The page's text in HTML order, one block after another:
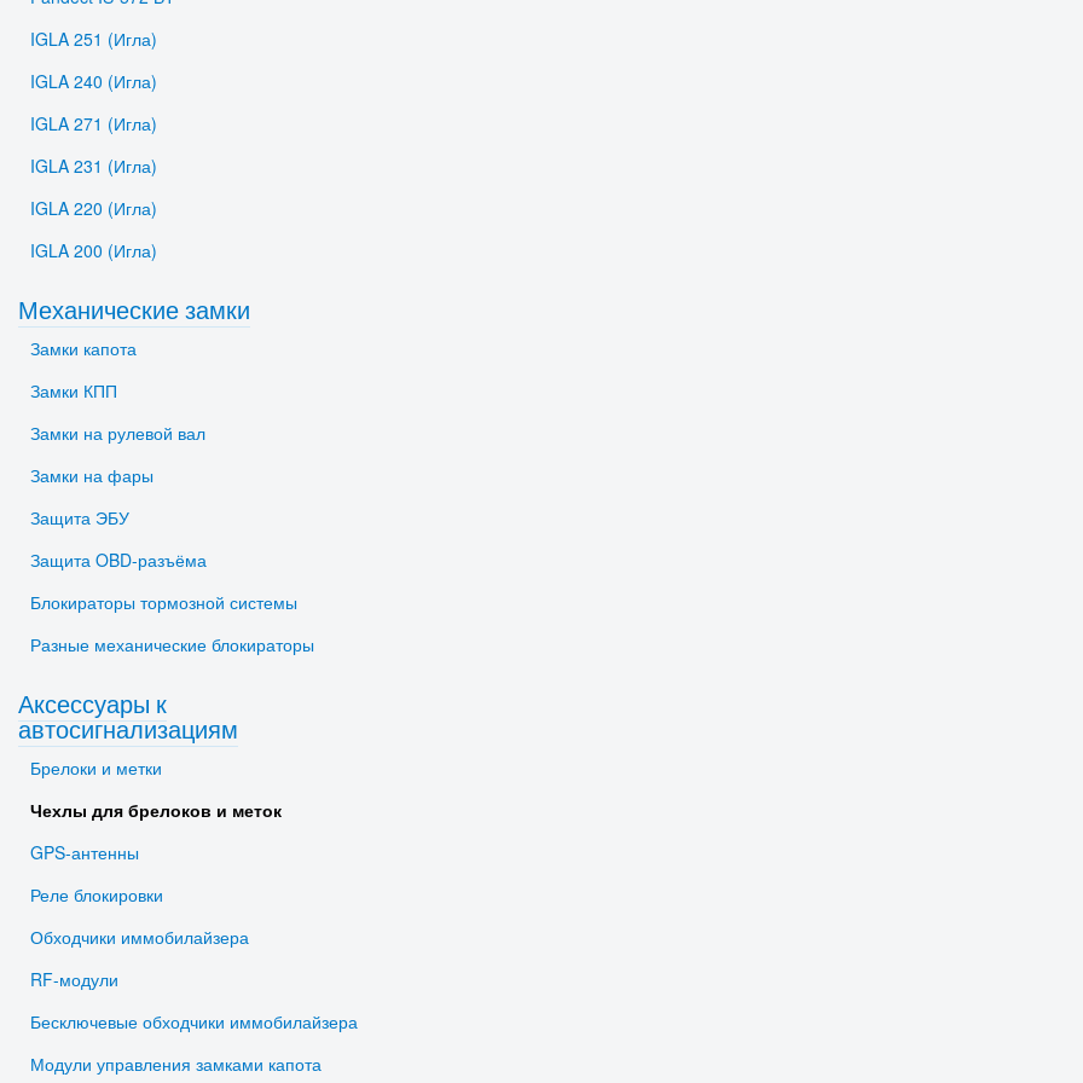
IGLA 251 (Игла)
IGLA 240 (Игла)
IGLA 271 (Игла)
IGLA 231 (Игла)
IGLA 220 (Игла)
IGLA 200 (Игла)
Механические замки
Замки капота
Замки КПП
Замки на рулевой вал
Замки на фары
Защита ЭБУ
Защита OBD-разъёма
Блокираторы тормозной системы
Разные механические блокираторы
Аксессуары к
автосигнализациям
Брелоки и метки
Чехлы для брелоков и меток
GPS-антенны
Реле блокировки
Обходчики иммобилайзера
RF-модули
Бесключевые обходчики иммобилайзера
Модули управления замками капота